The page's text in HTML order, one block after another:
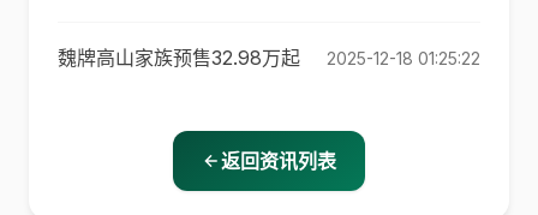
魏牌高山家族预售32.98万起 2025-12-18 01:25:22
返回资讯列表